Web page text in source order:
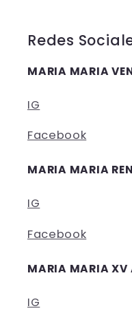
Redes
MARIA MARIA
IG
Facebook
MARIA MARIA
IG
Facebook
MARIA MARIA XV
IG